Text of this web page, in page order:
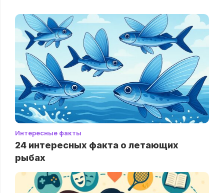
Интересные факты
24 интересных факта о летающих
рыбах